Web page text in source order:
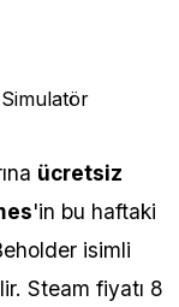
ücretsiz
'in bu haftaki
isimli
Steam fiyatı 8